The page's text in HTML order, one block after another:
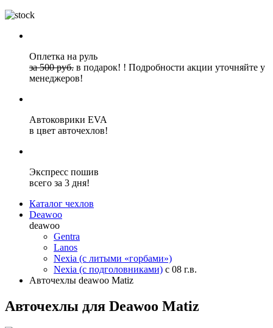
Оплетка на руль
за 500 руб. в подарок! ! Подробности акции уточняйте у
менеджеров!
Автоковрики EVA
в цвет авточехлов!
Экспресс пошив
всего за 3 дня!
Каталог чехлов
Deawoo
deawoo
Gentra
Lanos
Nexia (с литыми «горбами»)
Nexia (с подголовниками) с 08 г.в.
Авточехлы deawoo Matiz
Авточехлы для Deawoo Matiz